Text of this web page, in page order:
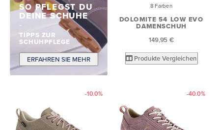
SO PFLEGST DU
DEINE SCHUHE
TIPPS ZUR
SCHUHPFLEGE
ERFAHREN SIE MEHR
8 Farben
DOLOMITE 54 LOW EVO
DAMENSCHUH
149,95 €
Produkte Vergleichen
-10.0% -40.0%